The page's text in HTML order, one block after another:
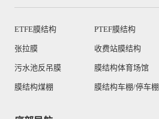
ETFE膜结构 PTEF膜结构
张拉膜 收费站膜结构
污水池反吊膜 膜结构体育场馆
膜结构煤棚 膜结构车棚/停车棚